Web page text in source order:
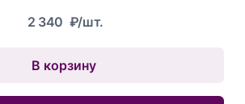
2 340 ₽/шт.
В корзину